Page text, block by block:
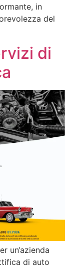
in
del
di
un‘azienda
di auto